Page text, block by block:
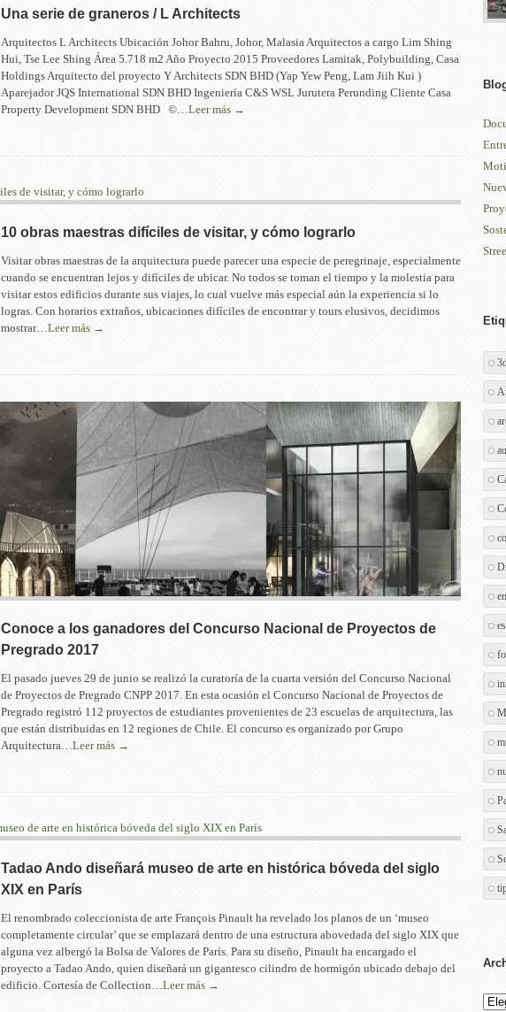
Una serie de graneros / L Architects
Arquitectos L Architects Ubicación Johor Bahru, Johor, Malasia Arquitectos a cargo Lim Shing
Hui, Tse Lee Shing Área 5.718 m2 Año Proyecto 2015 Proveedores Lamitak, Polybuilding, Casa
Holdings Arquitecto del proyecto Y Architects SDN BHD (Yap Yew Peng, Lam Jiih Kui )
Aparejador JQS International SDN BHD Ingeniería C&S WSL Jurutera Perunding Cliente Casa
Property Development SDN BHD ©…Leer más →
10 obras maestras difíciles de visitar, y cómo lograrlo
Visitar obras maestras de la arquitectura puede parecer una especie de peregrinaje, especialmente
cuando se encuentran lejos y difíciles de ubicar. No todos se toman el tiempo y la molestia para
visitar estos edificios durante sus viajes, lo cual vuelve más especial aún la experiencia si lo
logras. Con horarios extraños, ubicaciones difíciles de encontrar y tours elusivos, decidimos
mostrar…Leer más →
Conoce a los ganadores del Concurso Nacional de Proyectos de
Pregrado 2017
El pasado jueves 29 de junio se realizó la curatoría de la cuarta versión del Concurso Nacional
de Proyectos de Pregrado CNPP 2017. En esta ocasión el Concurso Nacional de Proyectos de
Pregrado registró 112 proyectos de estudiantes provenientes de 23 escuelas de arquitectura, las
que están distribuidas en 12 regiones de Chile. El concurso es organizado por Grupo
Arquitectura…Leer más →
Tadao Ando diseñará museo de arte en histórica bóveda del siglo
XIX en París
El renombrado coleccionista de arte François Pinault ha revelado los planos de un ‘museo
completamente circular’ que se emplazará dentro de una estructura abovedada del siglo XIX que
alguna vez albergó la Bolsa de Valores de París. Para su diseño, Pinault ha encargado el
proyecto a Tadao Ando, quien diseñará un gigantesco cilindro de hormigón ubicado debajo del
edificio. Cortesía de Collection…Leer más →